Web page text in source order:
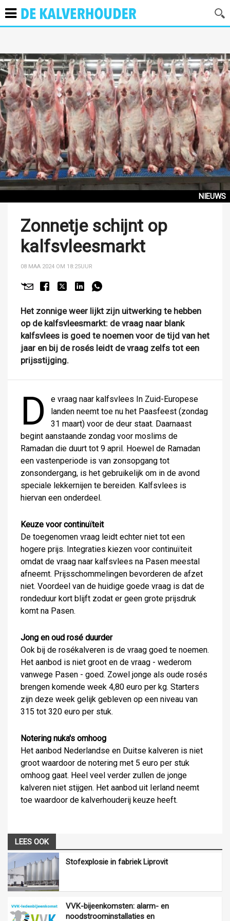
NIEUWS
Zonnetje schijnt op
kalfsvleesmarkt
08 MAA 2024 OM 18:25UUR
Het zonnige weer lijkt zijn uitwerking te hebben
op de kalfsvleesmarkt: de vraag naar blank
kalfsvlees is goed te noemen voor de tijd van het
jaar en bij de rosés leidt de vraag zelfs tot een
prijsstijging.
D
e vraag naar kalfsvlees In Zuid-Europese
landen neemt toe nu het Paasfeest (zondag
31 maart) voor de deur staat. Daarnaast
begint aanstaande zondag voor moslims de
Ramadan die duurt tot 9 april. Hoewel de Ramadan
een vastenperiode is van zonsopgang tot
zonsondergang, is het gebruikelijk om in de avond
speciale lekkernijen te bereiden. Kalfsvlees is
hiervan een onderdeel.
Keuze voor continuïteit
De toegenomen vraag leidt echter niet tot een
hogere prijs. Integraties kiezen voor continuïteit
omdat de vraag naar kalfsvlees na Pasen meestal
afneemt. Prijsschommelingen bevorderen de afzet
niet. Voordeel van de huidige goede vraag is dat de
rondeduur kort blijft zodat er geen grote prijsdruk
komt na Pasen.
Jong en oud rosé duurder
Ook bij de rosékalveren is de vraag goed te noemen.
Het aanbod is niet groot en de vraag - wederom
vanwege Pasen - goed. Zowel jonge als oude rosés
brengen komende week 4,80 euro per kg. Starters
zijn deze week gelijk gebleven op een niveau van
315 tot 320 euro per stuk.
Notering nuka's omhoog
Het aanbod Nederlandse en Duitse kalveren is niet
groot waardoor de notering met 5 euro per stuk
omhoog gaat. Heel veel verder zullen de jonge
kalveren niet stijgen. Het aanbod uit Ierland neemt
toe waardoor de kalverhouderij keuze heeft.
LEES OOK
Stofexplosie in fabriek Liprovit
VVK-bijeenkomsten: alarm- en
noodstroominstallaties en